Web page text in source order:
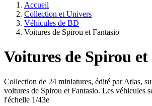
Accueil
Collection et Univers
Véhicules de BD
Voitures de Spirou et Fantasio
Voitures de Spirou
Collection de 24 miniatures, édité par Atlas,
voitures de Spirou et Fantasio. Les véhicules
l'échelle 1/43e